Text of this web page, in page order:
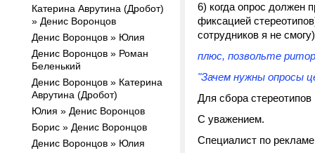
Катерина Аврутина (Дробот)
» Денис Воронцов
Денис Воронцов » Юлия
Денис Воронцов » Роман
Беленький
Денис Воронцов » Катерина
Аврутина (Дробот)
Юлия » Денис Воронцов
Борис » Денис Воронцов
Денис Воронцов » Юлия
6) когда опрос должен
фиксацией
сотрудников я не
плюс, позвольте
"Зачем нужны опросы
Для сбора
С уважением.
Специалист по